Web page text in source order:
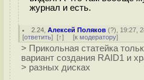
журнал и есть.
2.24 ,Алексей Поляков (?), 19:27,
[ответить] [↑] [к модератору]
> Прикольная статейка
вариант создания RAID1 и
> разных дисках